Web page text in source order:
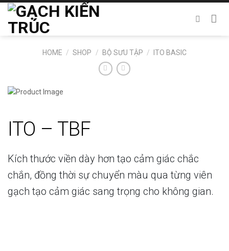
Chuyển
dung
HOME / SHOP / BỘ SƯU TẬP / ITO BASIC
ITO – TBF
Kích thước viền dày hơn tạo cảm giác chắc
chắn, đồng thời sự chuyển màu qua từng viên
gạch tạo cảm giác sang trọng cho không gian.